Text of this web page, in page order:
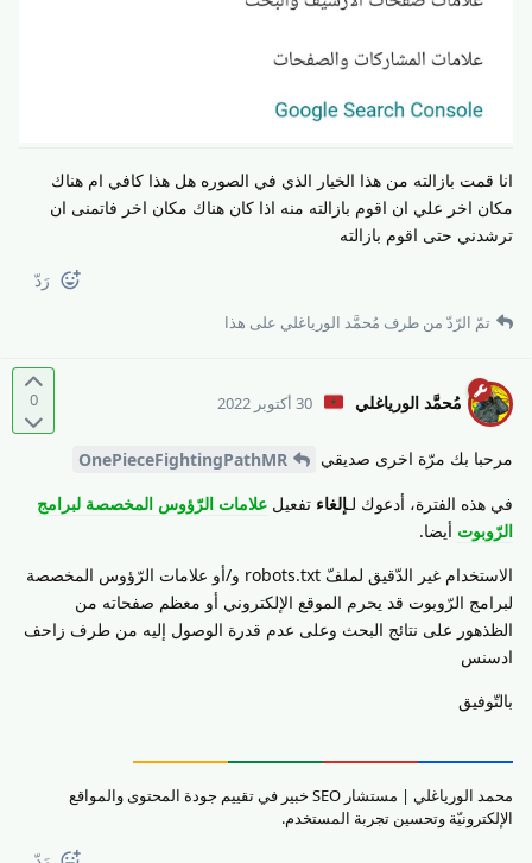
انا قمت بازالته من هذا الخيار الذي في الصوره هل هذا كافي ام هناك
مكان اخر علي ان اقوم بازالته منه اذا كان هناك مكان اخر فاتمنى ان
ترشدني حتى اقوم بازالته
رَدّ
تمّ الرّدّ من طرف مُحمَّد الورياغلي على هذا
0 مُحمَّد الورياغلي 30 أكتوبر 2022
مرحبا بك مرّة اخرى صديقي
OnePieceFightingPathMR
في هذه الفترة، أدعوك لـإلغاء تفعيل علامات الرّؤوس المخصصة لبرامج
الرّوبوت أيضا.
الاستخدام غير الدّقيق لملفّ robots.txt و/أو علامات الرّؤوس المخصصة
لبرامج الرّوبوت قد يحرم الموقع الإلكتروني أو معظم صفحاته من
الظذهور على نتائج البحث وعلى عدم قدرة الوصول إليه من طرف زاحف
ادسنس
بالتّوفيق
محمد الورياغلي | مستشار SEO خبير في تقييم جودة المحتوى والمواقع
الإلكترونيّة وتحسين تجربة المستخدم.